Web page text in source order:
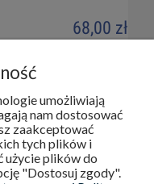
68,00 zł
umożliwiają
nam dostosować
zaakceptować
tych plików i
użycie plików do
"Dostosuj zgody".